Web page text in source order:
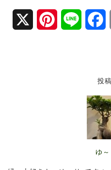
e
b
o
o
投
ゆ